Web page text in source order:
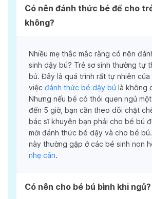
Có nên đánh thức bé để cho
không?
Nhiều mẹ thắc mắc rằng có nên
sinh dậy bú? Trẻ sơ sinh thường tự
bú. Đây là quá trình rất tự nhiên
việc đánh thức bé dậy bú là không
Nhưng nếu bé có thói quen ngủ
đến 5 giờ, bạn cần theo dõi chặt
bác sĩ khuyên bạn phải cho bé bú
mới đánh thức bé dậy và cho bé
này thường gặp ở các bé sinh non
nhẹ cân.
Có nên cho bé bú bình khi ngủ?